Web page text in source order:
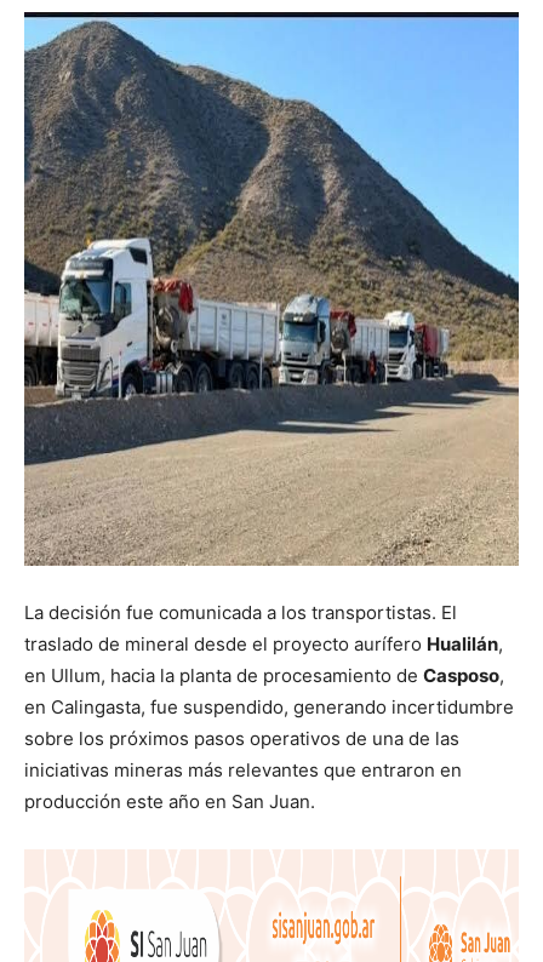
La decisión fue comunicada a los transportistas. El
traslado de mineral desde el proyecto aurífero Hualilán,
en Ullum, hacia la planta de procesamiento de Casposo,
en Calingasta, fue suspendido, generando incertidumbre
sobre los próximos pasos operativos de una de las
iniciativas mineras más relevantes que entraron en
producción este año en San Juan.